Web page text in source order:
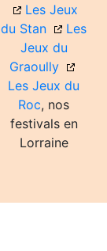
Les Jeux
du Stan
Les
Jeux du
Graoully
Les Jeux du
Roc, nos
festivals en
Lorraine